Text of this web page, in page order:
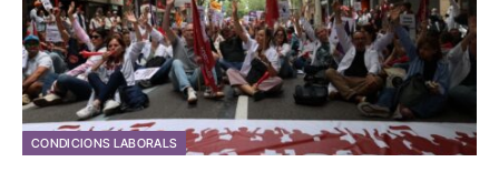
CONDICIONS LABORALS